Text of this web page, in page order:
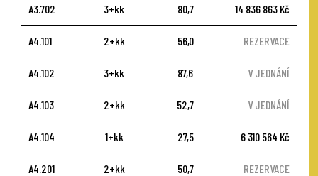
A3.702 3+kk 80,7 14 836 863 Kč
A4.101 2+kk 56,0 REZERVACE
A4.102 3+kk 87,6 V JEDNÁNÍ
A4.103 2+kk 52,7 V JEDNÁNÍ
A4.104 1+kk 27,5 6 310 564 Kč
A4.201 2+kk 50,7 REZERVACE